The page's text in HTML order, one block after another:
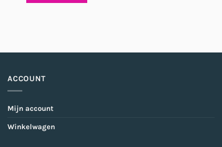
ACCOUNT
Mijn account
Winkelwagen